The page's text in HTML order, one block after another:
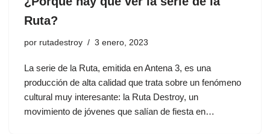
Ruta?
por rutadestroy 3 enero, 2023
La serie de la Ruta, emitida en Antena 3, es una
producción de alta calidad que trata sobre un fenómeno
cultural muy interesante: la Ruta Destroy, un
movimiento de jóvenes que salían de fiesta en…